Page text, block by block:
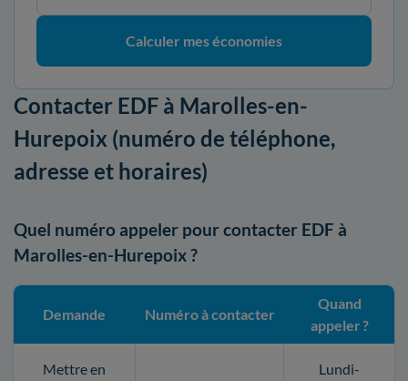
Calculer mes économies
Contacter EDF à Marolles-en-
Hurepoix (numéro de téléphone,
adresse et horaires)
Quel numéro appeler pour contacter EDF à
Marolles-en-Hurepoix ?
Demande Numéro à contacter
Quand
appeler ?
Mettre en
Lundi-